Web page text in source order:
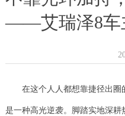
——艾瑞泽8车
在这个人人都想靠捷径出
是一种高光逆袭。脚踏实地深